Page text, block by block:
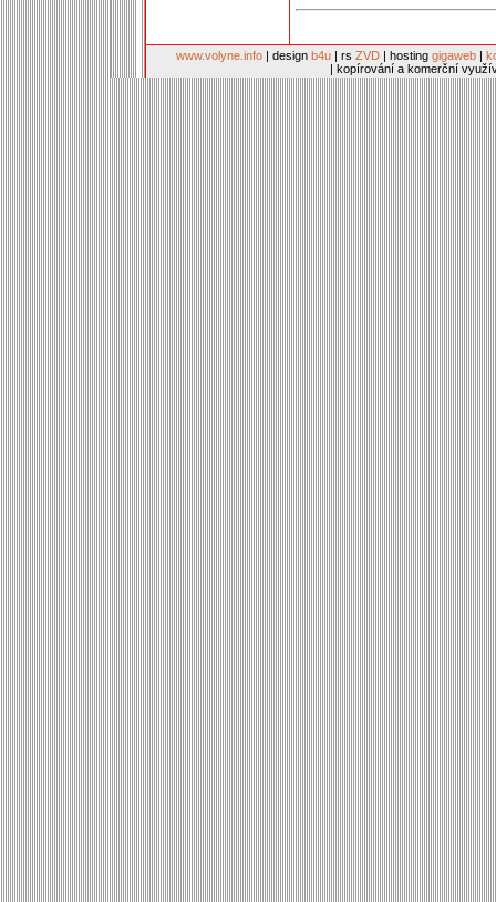
www.volyne.info | design b4u | rs ZVD | hosting gigaweb |
| kopírování a komerční